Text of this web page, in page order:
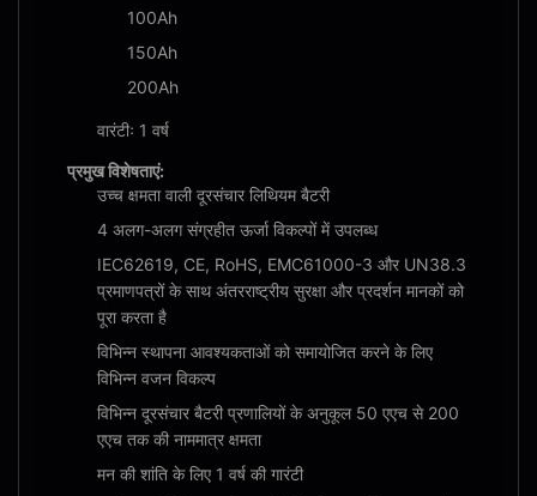
100Ah
150Ah
200Ah
वारंटीः 1 वर्ष
प्रमुख विशेषताएं:
उच्च क्षमता वाली दूरसंचार लिथियम बैटरी
4 अलग-अलग संग्रहीत ऊर्जा विकल्पों में उपलब्ध
IEC62619, CE, RoHS, EMC61000-3 और UN38.3
प्रमाणपत्रों के साथ अंतरराष्ट्रीय सुरक्षा और प्रदर्शन मानकों को
पूरा करता है
विभिन्न स्थापना आवश्यकताओं को समायोजित करने के लिए
विभिन्न वजन विकल्प
विभिन्न दूरसंचार बैटरी प्रणालियों के अनुकूल 50 एएच से 200
एएच तक की नाममात्र क्षमता
मन की शांति के लिए 1 वर्ष की गारंटी